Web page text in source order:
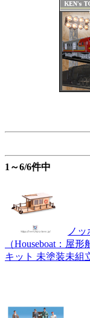
1～6/6件中
ノ
（Houseboat：屋
キット 未塗装未組